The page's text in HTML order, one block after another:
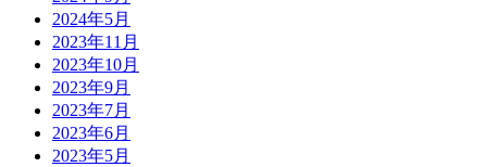
2024年5月
2023年11月
2023年10月
2023年9月
2023年7月
2023年6月
2023年5月